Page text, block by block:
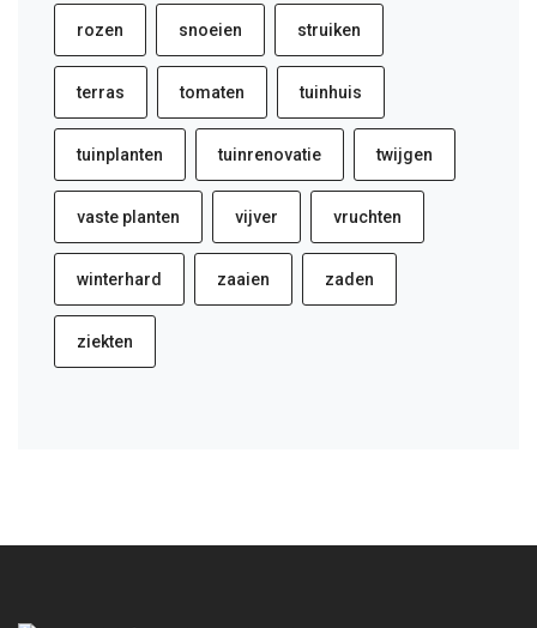
rozen snoeien struiken
terras tomaten tuinhuis
tuinplanten tuinrenovatie twijgen
vaste planten vijver vruchten
winterhard zaaien zaden
ziekten